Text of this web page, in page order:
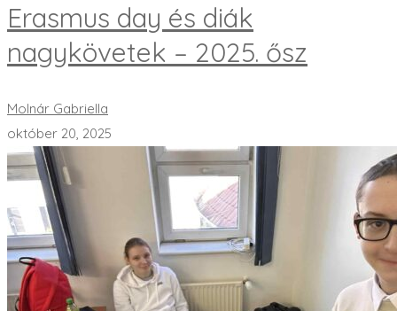
Erasmus day és diák
nagykövetek – 2025. ősz
Molnár Gabriella
október 20, 2025